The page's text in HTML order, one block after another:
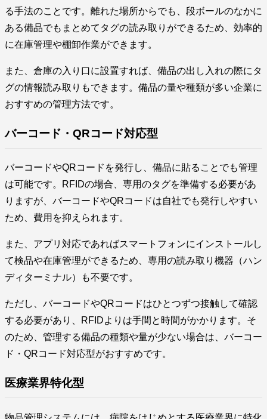
る手法のことです。離れた場所からでも、段ボールのなかに
ある備品でもまとめてタグの読み取りができるため、効率的
に在庫管理や棚卸作業ができます。
また、倉庫の入り口に設置すれば、備品の出し入れの際にタ
グの情報読み取りもできます。備品の量や種類が多い企業に
おすすめの管理方法です。
バーコード・QRコード対応型
バーコードやQRコードを発行し、備品に貼ることでも管理
は可能です。RFIDの場合、専用のタグを準備する必要があ
りますが、バーコードやQRコードは自社でも発行しやすい
ため、費用を抑えられます。
また、アプリ対応であればスマートフォンにインストールし
て検品や在庫管理ができるため、専用の読み取り機器（ハン
ディターミナル）も不要です。
ただし、バーコードやQRコードはひとつずつ接触して確認
する必要があり、RFIDよりは手間と時間がかかります。そ
のため、管理する備品の種類や量が少ない場合は、バーコー
ド・QRコード対応型がおすすめです。
医療業界特化型